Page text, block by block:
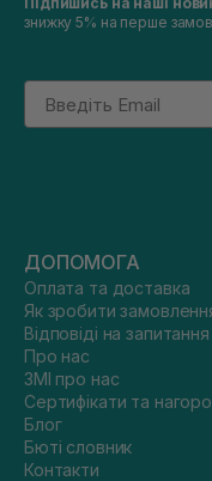
знижку 5% на перше
Email
ДОПОМОГА
Оплата та доставка
Як зробити
Відповіді на запитання
Про нас
ЗМІ про нас
Сертифікати та
Блог
Бюті словник
Контакти